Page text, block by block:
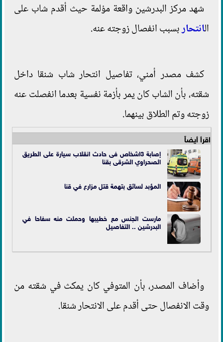
شهد مركز البدرشين واقعة مؤلمة حيث أقدم شاب على
الانتحاربسبب انفصال زوجته عنه.
كشف مصدر أمني، تفاصيل انتحار شاب شنقا داخل
شقته، بأن الشاب كان يمر بأزمة نفسية بعدما انفصلت عنه
زوجته وتم الطلاق بينهما.
اقرأ أيضاً
إصابة 3اشخاص فی حادث انقلاب سیارة علی الطریق
الصحراوي الشرقى بقنا
المؤبد لسائق بتهمة قتل مزارع في قنا
مارست الجنس مع خطيبها وحملت منه سفاحا في
البدرشين .. التفاصيل
وأضاف المصدر، بأن المتوفي كان يمكث في شقته من
وقت الانفصال حتى أقدم على الانتحار شنقا.